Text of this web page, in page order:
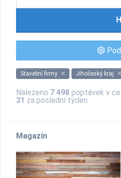
Stavební firmy Jihočeský kraj
Nalezeno 7 498 poptávek v
31 za poslední týden.
Magazín